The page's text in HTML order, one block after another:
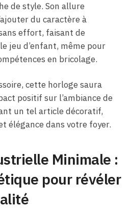
de style. Son allure
du caractère à
effort, faisant de
jeu d’enfant, même pour
en bricolage.
cette horloge saura
positif sur l’ambiance de
un tel article décoratif,
élégance dans votre foyer.
Minimale :
pour révéler